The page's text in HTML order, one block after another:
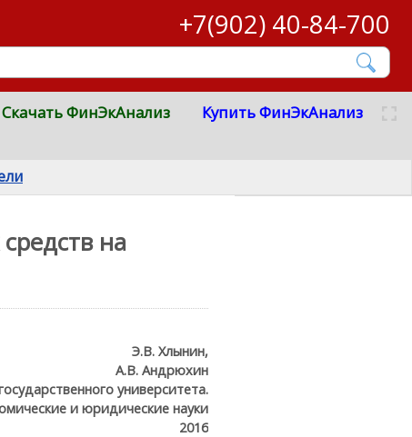
+7(902) 40-84-700
Скачать ФинЭкАнализ Купить ФинЭкАнализ
на
Э.В. Хлынин,
А.В. Андрюхин
университета.
и юридические науки
2016